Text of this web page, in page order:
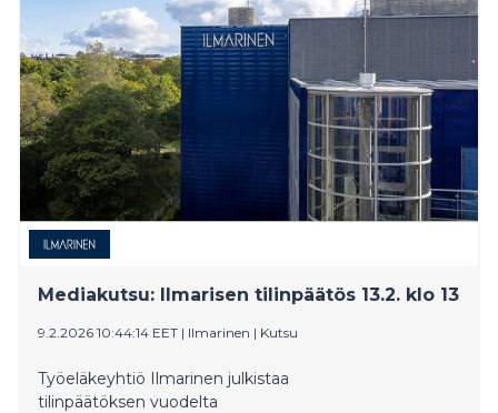
​​Mediakutsu: Ilmarisen tilinpäätös 13.2. klo 13​
9.2.2026 10:44:14 EET | Ilmarinen | Kutsu
Työeläkeyhtiö Ilmarinen julkistaa
tilinpäätöksen vuodelta